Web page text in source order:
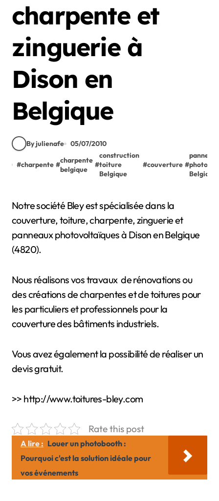
charpente et
zinguerie à
Dison en
Belgique
By julienafe 05/07/2010
#charpente #
charpente
belgique
#
construction
toiture
Belgique
#couverture #
Belgique
Notre société Bley est spécialisée dans la
couverture, toiture, charpente, zinguerie et
panneaux photovoltaïques à Dison en Belgique
(4820).
Nous réalisons vos travaux de rénovations ou
des créations de charpentes et de toitures pour
les particuliers et professionnels pour la
couverture des bâtiments industriels.
Vous avez également la possibilité de réaliser un
devis gratuit.
>> http://www.toitures-bley.com
Rate this post
A lire : Louer un photobooth :
Pourquoi c'est la solution idéale pour
vos événements